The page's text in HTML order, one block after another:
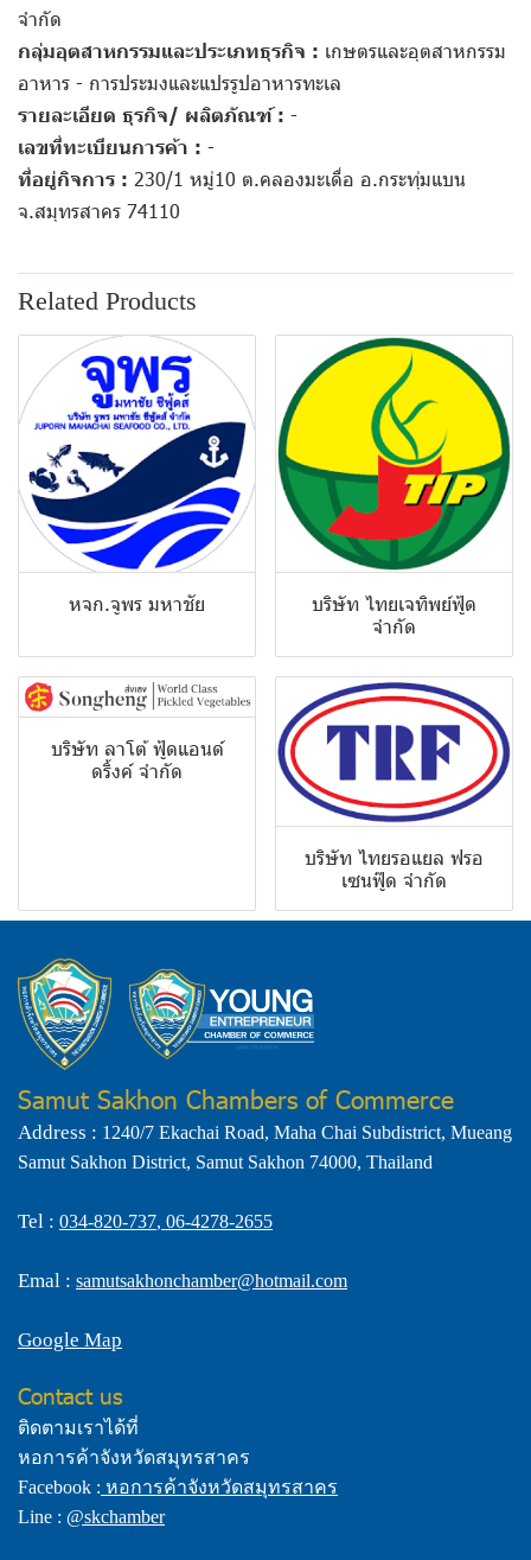
จำกัด
กลุ่มอุตสาหกรรมและประเภทธุรกิจ : เกษตรและอุตสาหกรรม
อาหาร - การประมงและแปรรูปอาหารทะเล
รายละเอียด ธุรกิจ/ ผลิตภัณฑ์ : -
เลขที่ทะเบียนการค้า : -
ที่อยู่กิจการ : 230/1 หมู่10 ต.คลองมะเดื่อ อ.กระทุ่มแบน
จ.สมุทรสาคร 74110
Related Products
หจก.จูพร มหาชัย
บริษัท ไทยเจทิพย์ฟู้ด
จำกัด
บริษัท ลาโต้ ฟู้ดแอนด์
ดริ้งค์ จำกัด
บริษัท ไทยรอแยล ฟรอ
เซนฟู๊ด จำกัด
Samut Sakhon Chambers of Commerce
Address : 1240/7 Ekachai Road, Maha Chai Subdistrict, Mueang
Samut Sakhon District, Samut Sakhon 74000, Thailand
Tel : 034-820-737, 06-4278-2655
Emal : samutsakhonchamber@hotmail.com
Google Map
Contact us
ติดตามเราได้ที่
หอการค้าจังหวัดสมุทรสาคร
Facebook : หอการค้าจังหวัดสมุทรสาคร
Line : @skchamber